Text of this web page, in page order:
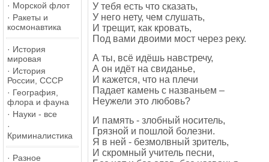
· Морской флот
· Ракеты и
космонавтика
· История
мировая
· История
России, СССР
· География,
флора и фауна
· Науки - все
·
Криминалистика
· Разное
У тебя есть что сказать,
У него нету, чем слушать,
И трещит, как кровать,
Под вами двоими мост через реку.
А ты, всё идёшь навстречу,
А он идёт на свиданье,
И кажется, что на плечи
Падает камень с названьем –
Неужели это любовь?
И память - злобный носитель,
Грязной и пошлой болезни.
Я в ней - безмолвный зритель,
И скромный учитель песни,